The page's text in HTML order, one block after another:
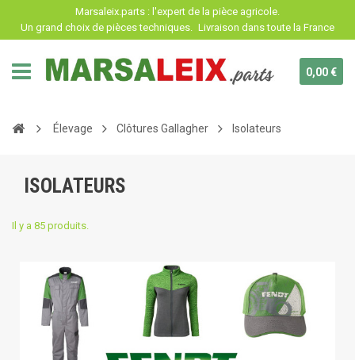
Marsaleix.parts : l'expert de la pièce agricole.
Un grand choix de pièces techniques. Livraison dans toute la France
0,00 €
Élevage Clôtures Gallagher Isolateurs
ISOLATEURS
Il y a 85 produits.
Panneau de gestion des cookies